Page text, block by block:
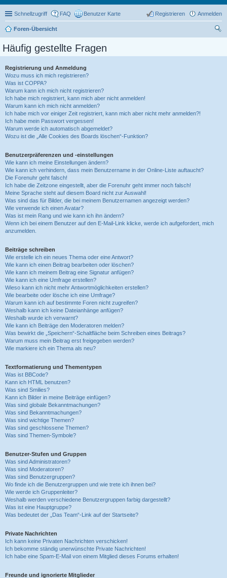
Schnellzugriff FAQ Benutzer Karte Anmelden
Registrieren
Foren-Übersicht
Häufig gestellte Fragen
Registrierung und Anmeldung
Wozu muss ich mich registrieren?
Was ist COPPA?
Warum kann ich mich nicht registrieren?
Ich habe mich registriert, kann mich aber nicht anmelden!
Warum kann ich mich nicht anmelden?
Ich habe mich vor einiger Zeit registriert, kann mich aber nicht mehr anmelden?!
Ich habe mein Passwort vergessen!
Warum werde ich automatisch abgemeldet?
Wozu ist die „Alle Cookies des Boards löschen“-Funktion?
Benutzerpräferenzen und -einstellungen
Wie kann ich meine Einstellungen ändern?
Wie kann ich verhindern, dass mein Benutzername in der Online-Liste auftaucht?
Die Forenuhr geht falsch!
Ich habe die Zeitzone eingestellt, aber die Forenuhr geht immer noch falsch!
Meine Sprache steht auf diesem Board nicht zur Auswahl!
Was sind das für Bilder, die bei meinem Benutzernamen angezeigt werden?
Wie verwende ich einen Avatar?
Was ist mein Rang und wie kann ich ihn ändern?
Wenn ich bei einem Benutzer auf den E-Mail-Link klicke, werde ich aufgefordert, mich
anzumelden.
Beiträge schreiben
Wie erstelle ich ein neues Thema oder eine Antwort?
Wie kann ich einen Beitrag bearbeiten oder löschen?
Wie kann ich meinem Beitrag eine Signatur anfügen?
Wie kann ich eine Umfrage erstellen?
Wieso kann ich nicht mehr Antwortmöglichkeiten erstellen?
Wie bearbeite oder lösche ich eine Umfrage?
Warum kann ich auf bestimmte Foren nicht zugreifen?
Weshalb kann ich keine Dateianhänge anfügen?
Weshalb wurde ich verwarnt?
Wie kann ich Beiträge den Moderatoren melden?
Was bewirkt die „Speichern“-Schaltfläche beim Schreiben eines Beitrags?
Warum muss mein Beitrag erst freigegeben werden?
Wie markiere ich ein Thema als neu?
Textformatierung und Thementypen
Was ist BBCode?
Kann ich HTML benutzen?
Was sind Smilies?
Kann ich Bilder in meine Beiträge einfügen?
Was sind globale Bekanntmachungen?
Was sind Bekanntmachungen?
Was sind wichtige Themen?
Was sind geschlossene Themen?
Was sind Themen-Symbole?
Benutzer-Stufen und Gruppen
Was sind Administratoren?
Was sind Moderatoren?
Was sind Benutzergruppen?
Wo finde ich die Benutzergruppen und wie trete ich ihnen bei?
Wie werde ich Gruppenleiter?
Weshalb werden verschiedene Benutzergruppen farbig dargestellt?
Was ist eine Hauptgruppe?
Was bedeutet der „Das Team“-Link auf der Startseite?
Private Nachrichten
Ich kann keine Privaten Nachrichten verschicken!
Ich bekomme ständig unerwünschte Private Nachrichten!
Ich habe eine Spam-E-Mail von einem Mitglied dieses Forums erhalten!
Freunde und ignorierte Mitglieder